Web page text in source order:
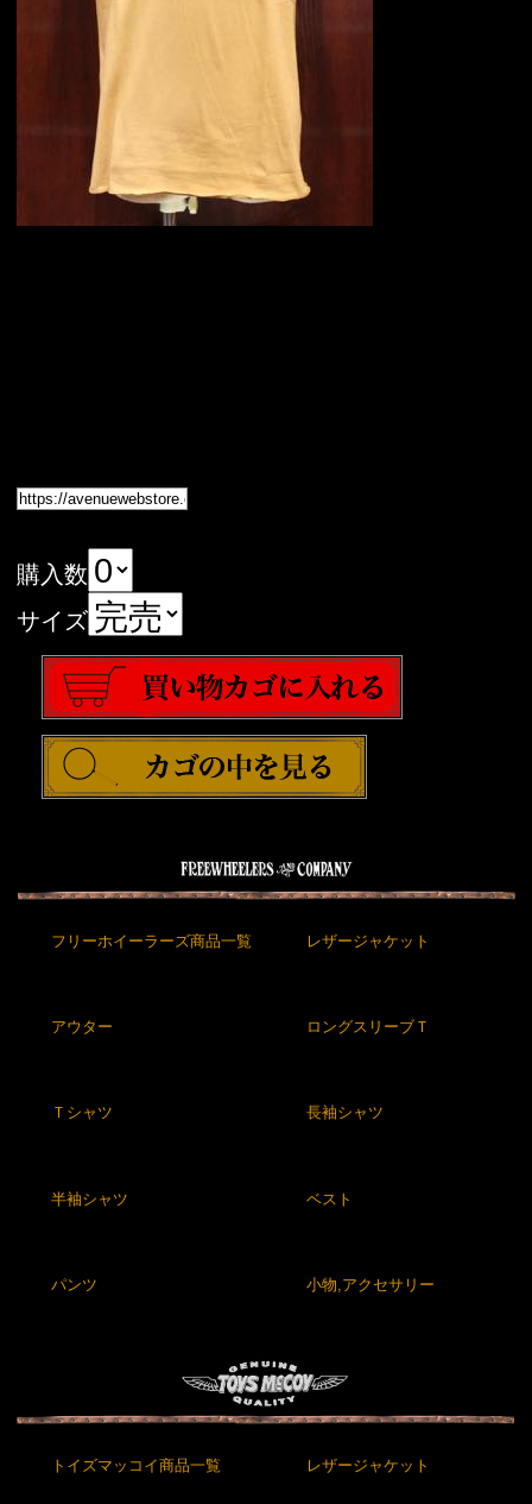
購入数
サイズ
フリーホイーラーズ商品一覧 レザージャケット
アウター ロングスリーブＴ
Ｔシャツ 長袖シャツ
半袖シャツ ベスト
パンツ 小物,アクセサリー
トイズマッコイ商品一覧 レザージャケット